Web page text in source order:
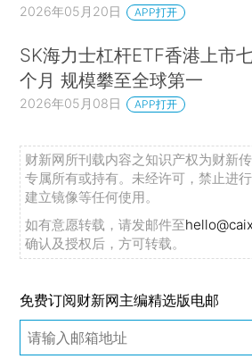
2026年05月20日 APP打开
SK海力士杠杆ETF香港上市
个月 规模攀至全球第一
2026年05月08日 APP打开
财新网所刊载内容之知识产权为财新
专属所有或持有。未经许可，禁止进
建立镜像等任何使用。
如有意愿转载，请发邮件至
确认及授权后，方可转载。
免费订阅财新网主编精选版电邮